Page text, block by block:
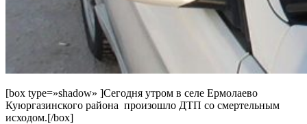
[box type=»shadow» ]Сегодня утром в селе Ермолаево
Куюргазинского района произошло ДТП со смертельным
исходом.[/box]